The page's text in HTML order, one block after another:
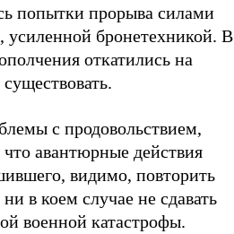
попытки прорыва силами
усиленной бронетехникой. В
откатились на
с продовольствием,
авантюрные действия
видимо, повторить
в коем случае не сдавать
военной катастрофы.